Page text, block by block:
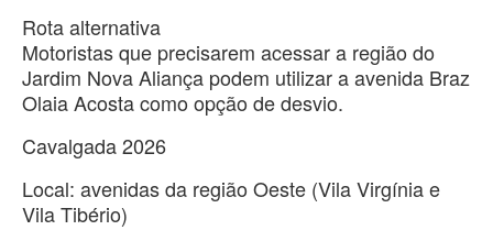
Rota alternativa
Motoristas que precisarem acessar a região do
Jardim Nova Aliança podem utilizar a avenida Braz
Olaia Acosta como opção de desvio.
Cavalgada 2026
Local: avenidas da região Oeste (Vila Virgínia e
Vila Tibério)